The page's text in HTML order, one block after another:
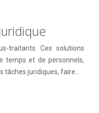
traitants. Ces solutions
temps et de personnels,
tâches juridiques, faire…